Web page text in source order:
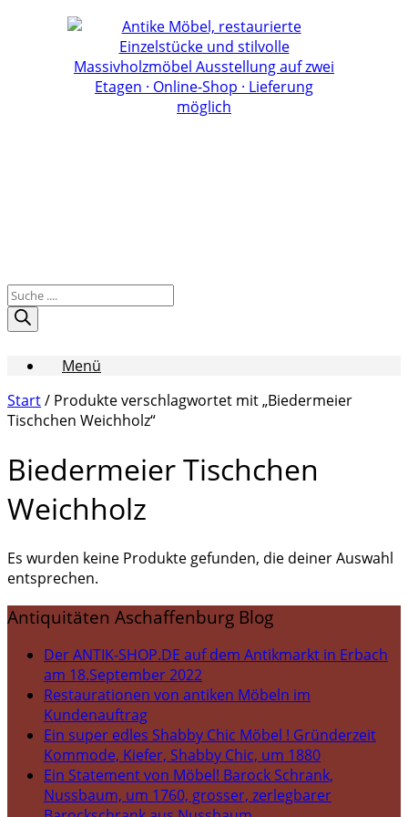
Products
search
Menü
Start/ Produkte verschlagwortet mit „Biedermeier
Tischchen Weichholz“
Biedermeier Tischchen
Weichholz
Es wurden keine Produkte gefunden, die deiner Auswahl
entsprechen.
Antiquitäten Aschaffenburg Blog
Der ANTIK-SHOP.DE auf dem Antikmarkt in Erbach
am 18.September 2022
Restaurationen von antiken Möbeln im
Kundenauftrag
Ein super edles Shabby Chic Möbel ! Gründerzeit
Kommode, Kiefer, Shabby Chic, um 1880
Ein Statement von Möbel! Barock Schrank,
Nussbaum, um 1760, grosser, zerlegbarer